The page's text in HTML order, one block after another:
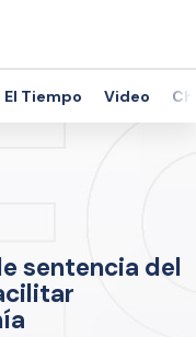
El Tiempo Video
sentencia del